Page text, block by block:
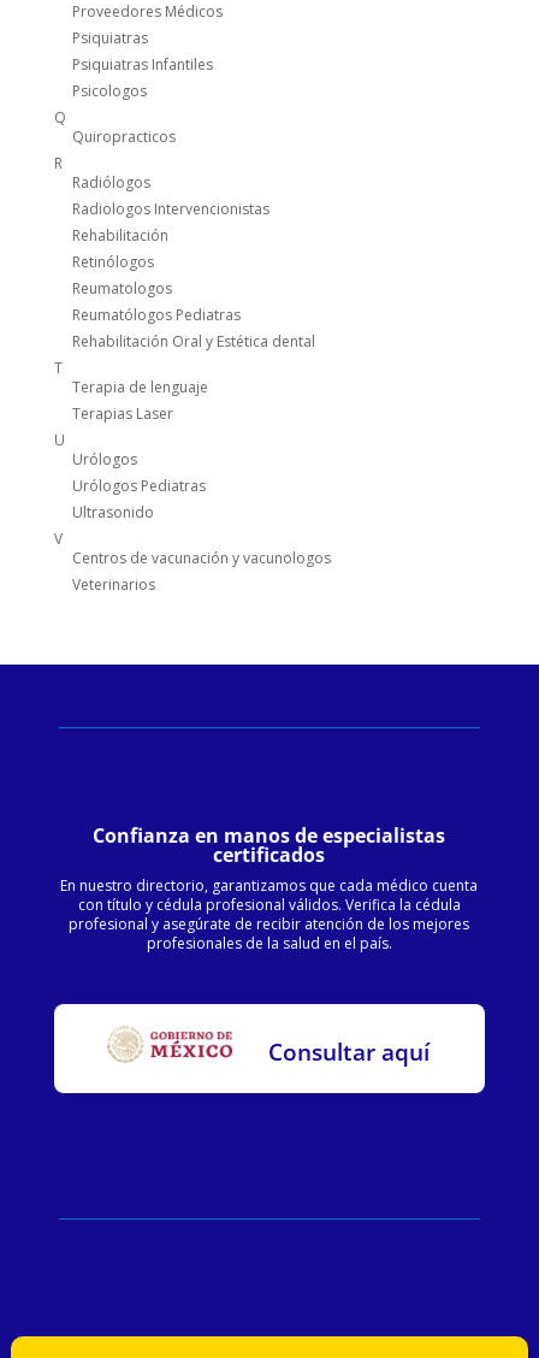
Proveedores Médicos
Psiquiatras
Psiquiatras Infantiles
Psicologos
Q
Quiropracticos
R
Radiólogos
Radiologos Intervencionistas
Rehabilitación
Retinólogos
Reumatologos
Reumatólogos Pediatras
Rehabilitación Oral y Estética dental
T
Terapia de lenguaje
Terapias Laser
U
Urólogos
Urólogos Pediatras
Ultrasonido
V
Centros de vacunación y vacunologos
Veterinarios
Confianza en manos de especialistas
certificados
En nuestro directorio, garantizamos que cada médico cuenta
con título y cédula profesional válidos. Verifica la cédula
profesional y asegúrate de recibir atención de los mejores
profesionales de la salud en el país.
Consultar aquí